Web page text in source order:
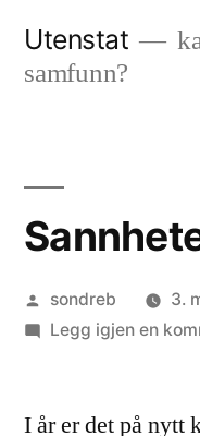
Utenstat
samfunn?
Publisert
av
sondreb
3.
Legg igjen en
I år er det på nytt